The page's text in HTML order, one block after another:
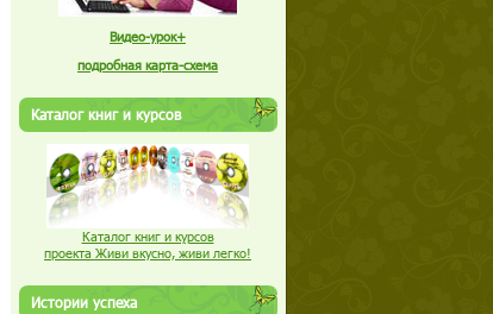
Видео-урок+
подробная карта-схема
Каталог книг и курсов
Каталог книг и курсов
проекта Живи вкусно, живи легко!
Истории успеха